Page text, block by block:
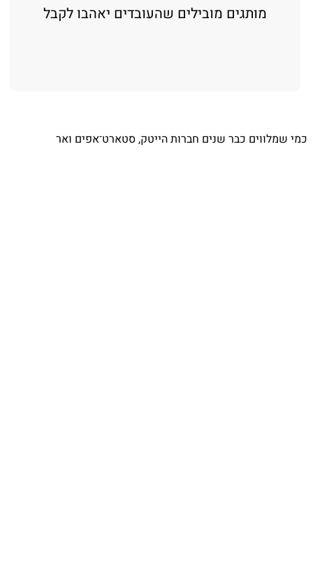
מותגים מובילים שהעובדים יאהבו לקבל
שמלווים כבר שנים חברות הייטק, סטארט־אפים ואר